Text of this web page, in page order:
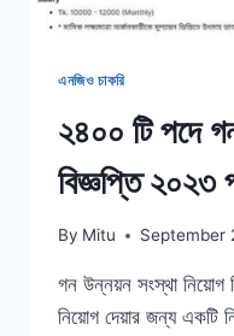
এনজিও চাকরি
২৪০০ টি পদে
বিজ্ঞপ্তি ২০২৩
By Mitu September
গন উন্নয়ন সংস্থা নিয়োগ
নিয়োগ দেয়ার জন্য একটি